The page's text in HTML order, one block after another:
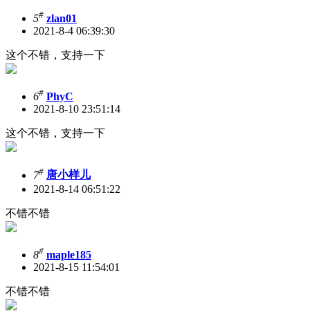
5# zlan01
2021-8-4 06:39:30
这个不错，支持一下
6# PhyC
2021-8-10 23:51:14
这个不错，支持一下
7# 唐小样儿
2021-8-14 06:51:22
不错不错
8# maple185
2021-8-15 11:54:01
不错不错